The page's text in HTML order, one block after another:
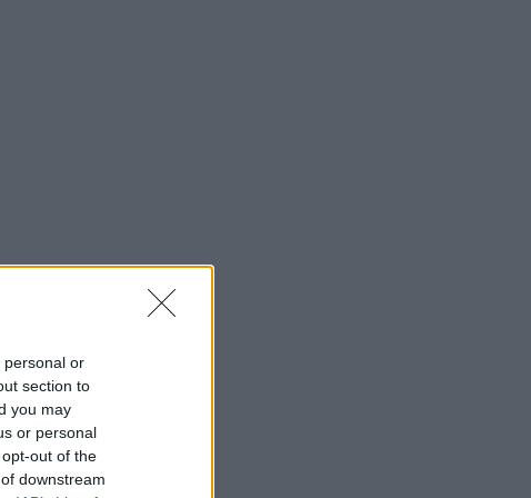
personal or
section to
you may
or personal
out of the
downstream